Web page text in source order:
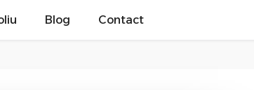
Blog Contact